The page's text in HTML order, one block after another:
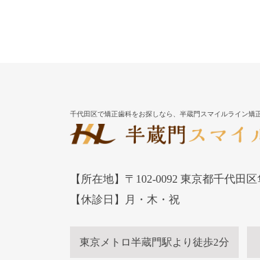
千代田区で矯正歯科をお探しなら、半蔵門スマイルライン矯
【所在地】〒102-0092 東京都千代田
【休診日】月・木・祝
東京メトロ半蔵門駅より徒歩2分